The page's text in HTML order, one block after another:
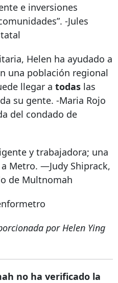
e inversiones
-Jules
Helen ha ayudado a
una población regional
llegar a todas las
su gente. -Maria Rojo
del condado de
y trabajadora; una
Metro. —Judy Shiprack,
de Multnomah
por Helen Ying
no ha verificado la